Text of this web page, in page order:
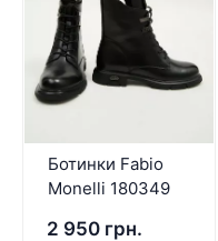
Ботинки Fabio
Monelli 180349
2 950 грн.